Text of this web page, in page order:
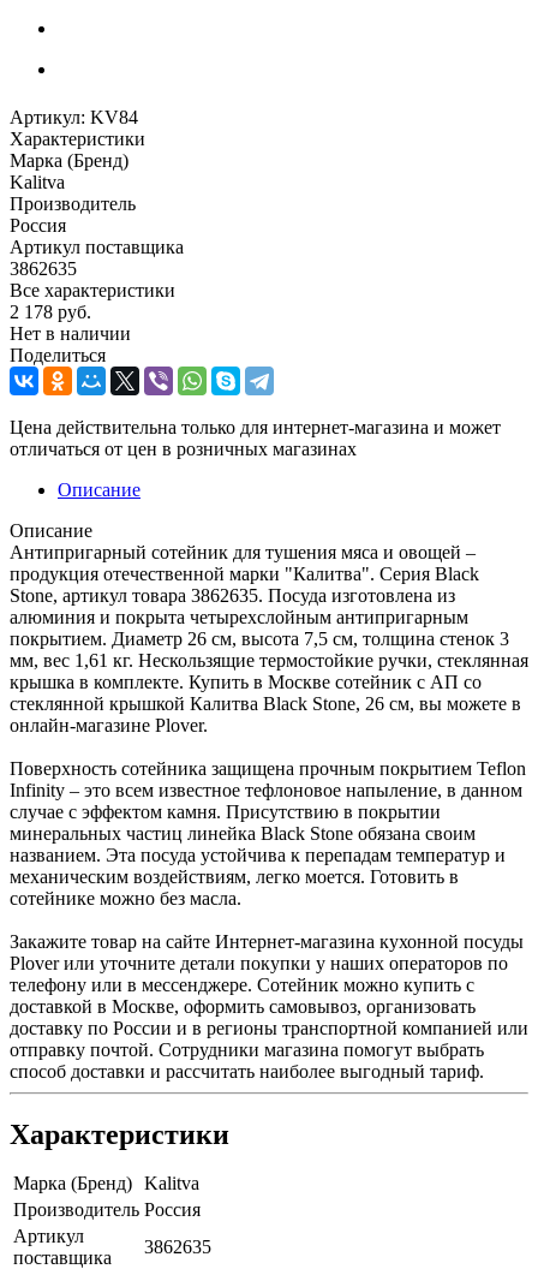
Артикул: KV84
Характеристики
Марка (Бренд)
Kalitva
Производитель
Россия
Артикул поставщика
3862635
Все характеристики
2 178 руб.
Нет в наличии
Поделиться
Цена действительна только для интернет-магазина и может
отличаться от цен в розничных магазинах
Описание
Описание
Антипригарный сотейник для тушения мяса и овощей –
продукция отечественной марки "Калитва". Серия Blaсk
Stone, артикул товара 3862635. Посуда изготовлена из
алюминия и покрыта четырехслойным антипригарным
покрытием. Диаметр 26 см, высота 7,5 см, толщина стенок 3
мм, вес 1,61 кг. Нескользящие термостойкие ручки, стеклянная
крышка в комплекте. Купить в Москве сотейник с АП со
стеклянной крышкой Калитва Black Stone, 26 см, вы можете в
онлайн-магазине Plover.
Поверхность сотейника защищена прочным покрытием Teflon
Infinity – это всем известное тефлоновое напыление, в данном
случае с эффектом камня. Присутствию в покрытии
минеральных частиц линейка Black Stone обязана своим
названием. Эта посуда устойчива к перепадам температур и
механическим воздействиям, легко моется. Готовить в
сотейнике можно без масла.
Закажите товар на сайте Интернет-магазина кухонной посуды
Plover или уточните детали покупки у наших операторов по
телефону или в мессенджере. Сотейник можно купить с
доставкой в Москве, оформить самовывоз, организовать
доставку по России и в регионы транспортной компанией или
отправку почтой. Сотрудники магазина помогут выбрать
способ доставки и рассчитать наиболее выгодный тариф.
Характеристики
Марка (Бренд) Kalitva
Производитель Россия
Артикул
поставщика
3862635